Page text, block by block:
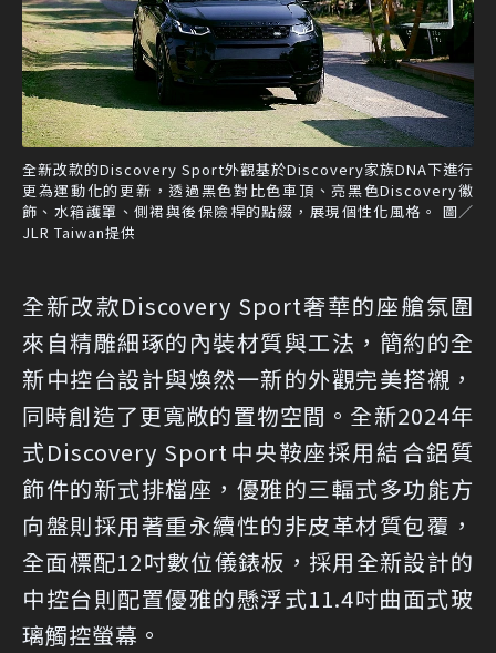
全新改款的Discovery Sport外觀基於Discovery家族DNA下進行
更為運動化的更新，透過黑色對比色車頂、亮黑色Discovery徽
飾、水箱護罩、側裙與後保險桿的點綴，展現個性化風格。 圖／
JLR Taiwan提供
全新改款Discovery Sport奢華的座艙氛圍
來自精雕細琢的內裝材質與工法，簡約的全
新中控台設計與煥然一新的外觀完美搭襯，
同時創造了更寬敞的置物空間。全新2024年
式Discovery Sport中央鞍座採用結合鋁質
飾件的新式排檔座，優雅的三輻式多功能方
向盤則採用著重永續性的非皮革材質包覆，
全面標配12吋數位儀錶板，採用全新設計的
中控台則配置優雅的懸浮式11.4吋曲面式玻
璃觸控螢幕。